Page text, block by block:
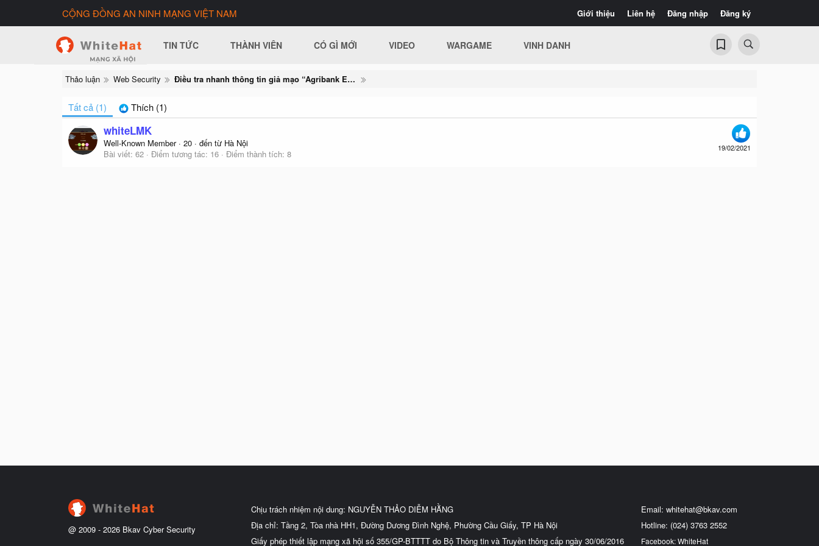
Giới thiệu Liên hệ Đăng nhập Đăng ký
CỘNG ĐỒNG AN NINH MẠNG VIỆT NAM
TIN TỨC THÀNH VIÊN CÓ GÌ MỚI VIDEO WARGAME VINH DANH
Thảo luận Web Security Điều tra nhanh thông tin giả mạo “Agribank E-Mobile Banking lừa đảo chiếm đoạt tài khoản"
Tất cả (1) Thích (1)
19/02/2021
whiteLMK
Well-Known Member · 20 · đến từ Hà Nội
Bài viết 62 Điểm tương tác 16 Điểm thành tích 8
@ 2009 - 2026 Bkav Cyber Security
Chịu trách nhiệm nội dung: NGUYỄN THẢO DIỄM HẰNG
Địa chỉ: Tầng 2, Tòa nhà HH1, Đường Dương Đình Nghệ, Phường Cầu Giấy, TP Hà Nội
Giấy phép thiết lập mạng xã hội số 355/GP-BTTTT do Bộ Thông tin và Truyền thông cấp ngày 30/06/2016
Email: whitehat@bkav.com
Hotline: (024) 3763 2552
Facebook: WhiteHat